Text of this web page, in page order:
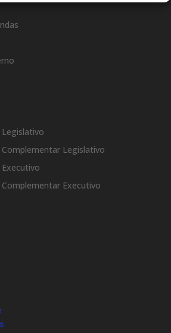
Legislativo
Executivo